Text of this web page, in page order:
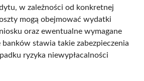
w zależności od konkretnej
mogą obejmować wydatki
oraz ewentualne wymagane
stawia takie zabezpieczenia
ryzyka niewypłacalności